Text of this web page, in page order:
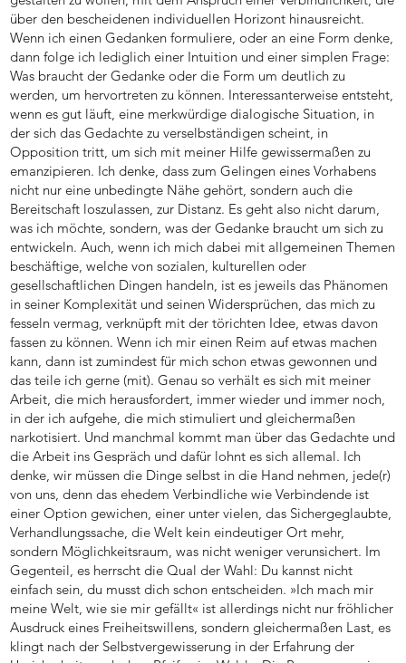
über den bescheidenen individuellen Horizont hinausreicht.
Wenn ich einen Gedanken formuliere, oder an eine Form denke,
dann folge ich lediglich einer Intuition und einer simplen Frage:
Was braucht der Gedanke oder die Form um deutlich zu
werden, um hervortreten zu können. Interessanterweise entsteht,
wenn es gut läuft, eine merkwürdige dialogische Situation, in
der sich das Gedachte zu verselbständigen scheint, in
Opposition tritt, um sich mit meiner Hilfe gewissermaßen zu
emanzipieren. Ich denke, dass zum Gelingen eines Vorhabens
nicht nur eine unbedingte Nähe gehört, sondern auch die
Bereitschaft loszulassen, zur Distanz. Es geht also nicht darum,
was ich möchte, sondern, was der Gedanke braucht um sich zu
entwickeln. Auch, wenn ich mich dabei mit allgemeinen Themen
beschäftige, welche von sozialen, kulturellen oder
gesellschaftlichen Dingen handeln, ist es jeweils das Phänomen
in seiner Komplexität und seinen Widersprüchen, das mich zu
fesseln vermag, verknüpft mit der törichten Idee, etwas davon
fassen zu können. Wenn ich mir einen Reim auf etwas machen
kann, dann ist zumindest für mich schon etwas gewonnen und
das teile ich gerne (mit). Genau so verhält es sich mit meiner
Arbeit, die mich herausfordert, immer wieder und immer noch,
in der ich aufgehe, die mich stimuliert und gleichermaßen
narkotisiert. Und manchmal kommt man über das Gedachte und
die Arbeit ins Gespräch und dafür lohnt es sich allemal. Ich
denke, wir müssen die Dinge selbst in die Hand nehmen, jede(r)
von uns, denn das ehedem Verbindliche wie Verbindende ist
einer Option gewichen, einer unter vielen, das Sichergeglaubte,
Verhandlungssache, die Welt kein eindeutiger Ort mehr,
sondern Möglichkeitsraum, was nicht weniger verunsichert. Im
Gegenteil, es herrscht die Qual der Wahl: Du kannst nicht
einfach sein, du musst dich schon entscheiden. »Ich mach mir
meine Welt, wie sie mir gefällt« ist allerdings nicht nur fröhlicher
Ausdruck eines Freiheitswillens, sondern gleichermaßen Last, es
klingt nach der Selbstvergewisserung in der Erfahrung der